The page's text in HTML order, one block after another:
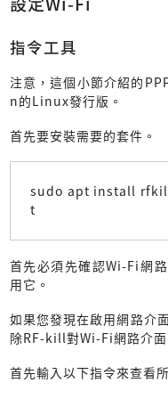
指令工具
注意，這個小節介紹的
n的Linux發行版。
首先要安裝需要的套件。
sudo apt install
t
首先必須先確認Wi-Fi網
用它。
如果您發現在啟用網路介
除RF-kill對Wi-Fi網路介面
首先輸入以下指令來查看